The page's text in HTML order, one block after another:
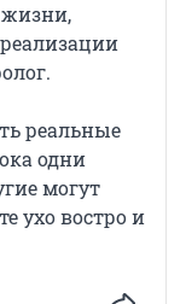
жизни,
реальные
одни
могут
ухо востро и